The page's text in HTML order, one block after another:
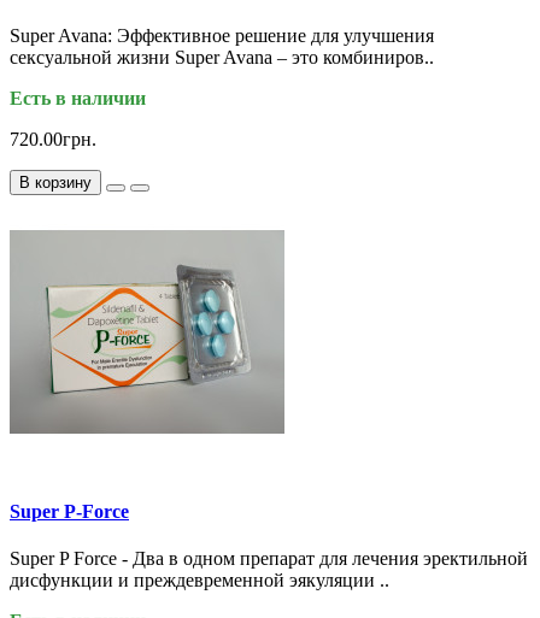
Super Avana: Эффективное решение для улучшения
сексуальной жизни Super Avana – это комбиниров..
Есть в наличии
720.00грн.
В корзину
Super P-Force
Super P Force - Два в одном препарат для лечения эректильной
дисфункции и преждевременной эякуляции ..